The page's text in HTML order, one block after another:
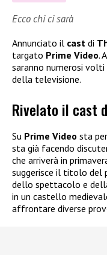
Ecco chi ci sarà
Annunciato il cast di
targato Prime Video.
saranno numerosi
della televisione.
Rivelato il cast
Su Prime Video sta
sta già facendo
che arriverà in
suggerisce il titolo del
dello spettacolo e
in un castello
affrontare diverse